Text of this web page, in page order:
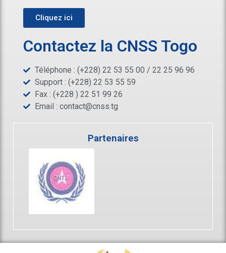
Cliquez ici
Contactez la CNSS Togo
Téléphone : (+228) 22 53 55 00 / 22 25 96 96
Support : (+228) 22 53 55 59
Fax : (+228 ) 22 51 99 26
Email : contact@cnss.tg
Partenaires